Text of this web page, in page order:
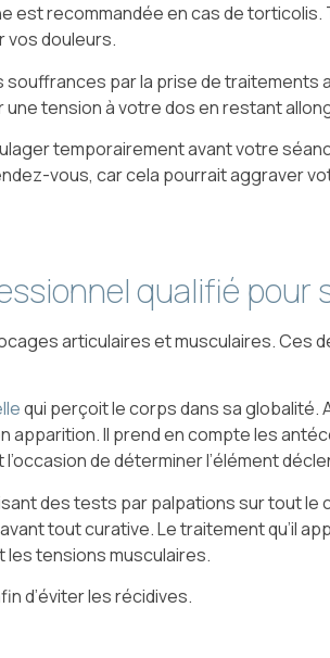
est recommandée en cas de
vos douleurs.
souffrances par la prise de
une tension à votre dos en restant
temporairement avant votre
vous, car cela pourrait aggraver
qualifié pour
articulaires et musculaires. Ces
qui perçoit le corps dans sa globalité.
apparition. Il prend en compte les
de déterminer l’élément
des tests par palpations sur tout le
tout curative. Le traitement qu’il
les tensions musculaires.
d’éviter les récidives.